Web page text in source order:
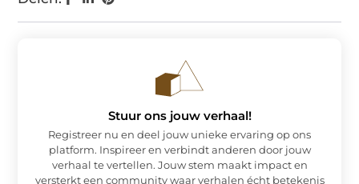
Stuur ons jouw verhaal!
Registreer nu en deel jouw unieke ervaring op ons
platform. Inspireer en verbindt anderen door jouw
verhaal te vertellen. Jouw stem maakt impact en
versterkt een community waar verhalen écht betekenis